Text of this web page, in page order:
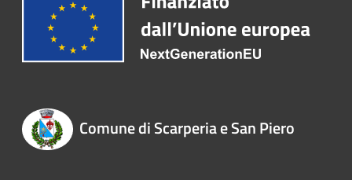
Comune di Scarperia e San Piero